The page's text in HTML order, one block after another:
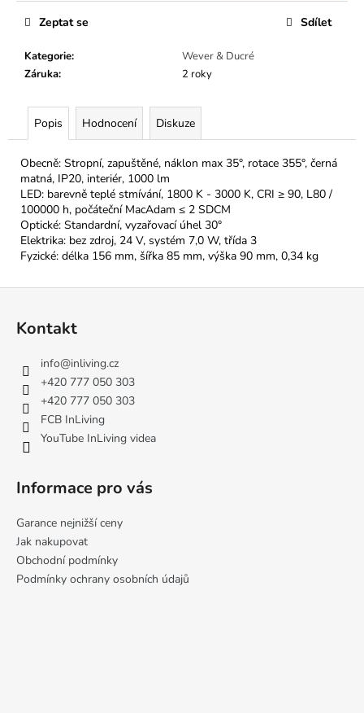
Kategorie:
Wever & Ducré
Záruka: 2 roky
Zeptat se Sdílet
Popis Hodnocení Diskuze
Obecně: Stropní, zapuštěné, náklon max 35°, rotace 355°, černá
matná, IP20, interiér, 1000 lm
LED: barevně teplé stmívání, 1800 K - 3000 K, CRI ≥ 90, L80 /
100000 h, počáteční MacAdam ≤ 2 SDCM
Optické: Standardní, vyzařovací úhel 30°
Elektrika: bez zdroj, 24 V, systém 7,0 W, třída 3
Fyzické: délka 156 mm, šířka 85 mm, výška 90 mm, 0,34 kg
Kontakt
info@inliving.cz
+420 777 050 303
+420 777 050 303
FCB InLiving
YouTube InLiving videa
Informace pro vás
Garance nejnižší ceny
Jak nakupovat
Obchodní podmínky
Podmínky ochrany osobních údajů